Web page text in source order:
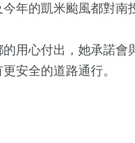
年的凱米颱風都對南
用心付出，她承諾會
安全的道路通行。
717+